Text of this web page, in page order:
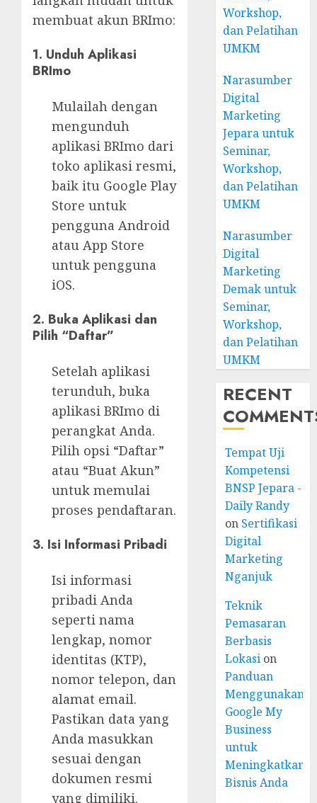
membuat akun BRImo:
1. Unduh Aplikasi
BRImo
Mulailah dengan
mengunduh
aplikasi BRImo dari
toko aplikasi resmi,
baik itu Google Play
Store untuk
pengguna Android
atau App Store
untuk pengguna
iOS.
2. Buka Aplikasi dan
Pilih “Daftar”
Setelah aplikasi
terunduh, buka
aplikasi BRImo di
perangkat Anda.
Pilih opsi “Daftar”
atau “Buat Akun”
untuk memulai
proses pendaftaran.
3. Isi Informasi Pribadi
Isi informasi
pribadi Anda
seperti nama
lengkap, nomor
identitas (KTP),
nomor telepon, dan
alamat email.
Pastikan data yang
Anda masukkan
sesuai dengan
dokumen resmi
yang dimiliki.
Workshop,
dan Pelatihan
UMKM
Narasumber
Digital
Marketing
Jepara untuk
Seminar,
Workshop,
dan Pelatihan
UMKM
Narasumber
Digital
Marketing
Demak untuk
Seminar,
Workshop,
dan Pelatihan
UMKM
RECENT
Tempat Uji
Kompetensi
BNSP Jepara -
Daily Randy
on Sertifikasi
Digital
Marketing
Nganjuk
Teknik
Pemasaran
Berbasis
Lokasi on
Panduan
Menggunakan
Google My
Business
untuk
Meningkatkan
Bisnis Anda